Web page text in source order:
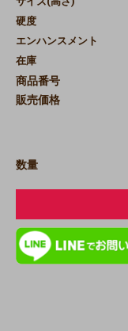
硬度
エンハンスメント
在庫
商品番号
販売価格
数量